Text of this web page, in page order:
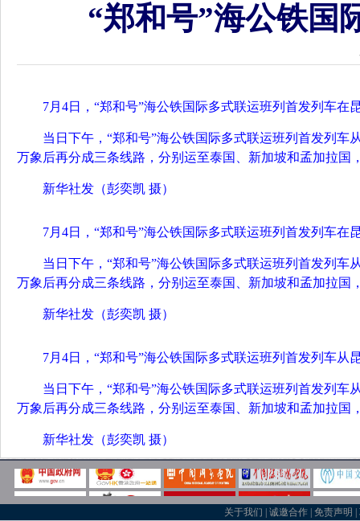
“郑和号”海公铁国
7月4日，“郑和号”海公铁国际多式联运班列首发列车
当日下午，“郑和号”海公铁国际多式联运班列首发列
万象后再分成三条线路，分别运至泰国、新加坡和孟加拉
新华社发（彭奕凯 摄）
7月4日，“郑和号”海公铁国际多式联运班列首发列车
当日下午，“郑和号”海公铁国际多式联运班列首发列
万象后再分成三条线路，分别运至泰国、新加坡和孟加拉
新华社发（彭奕凯 摄）
7月4日，“郑和号”海公铁国际多式联运班列首发列车
当日下午，“郑和号”海公铁国际多式联运班列首发列
万象后再分成三条线路，分别运至泰国、新加坡和孟加拉
新华社发（彭奕凯 摄）
关于我们 |诚邀合作 |免责声明 |